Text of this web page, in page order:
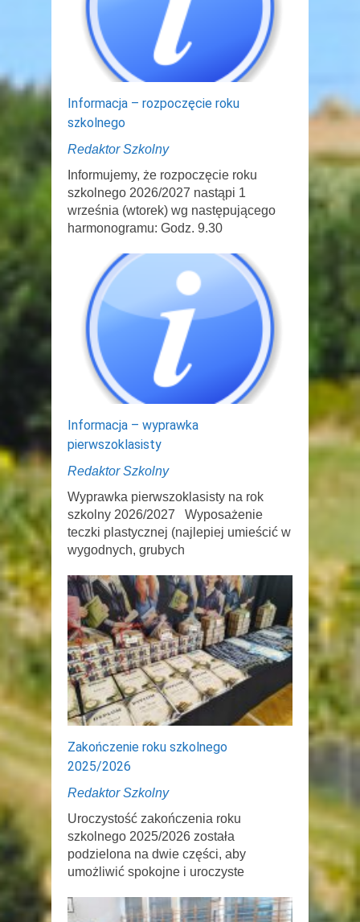
Informacja – rozpoczęcie roku
szkolnego
Redaktor Szkolny
Informujemy, że rozpoczęcie roku
szkolnego 2026/2027 nastąpi 1
września (wtorek) wg następującego
harmonogramu: Godz. 9.30
Informacja – wyprawka
pierwszoklasisty
Redaktor Szkolny
Wyprawka pierwszoklasisty na rok
szkolny 2026/2027 Wyposażenie
teczki plastycznej (najlepiej umieścić w
wygodnych, grubych
Zakończenie roku szkolnego
2025/2026
Redaktor Szkolny
Uroczystość zakończenia roku
szkolnego 2025/2026 została
podzielona na dwie części, aby
umożliwić spokojne i uroczyste